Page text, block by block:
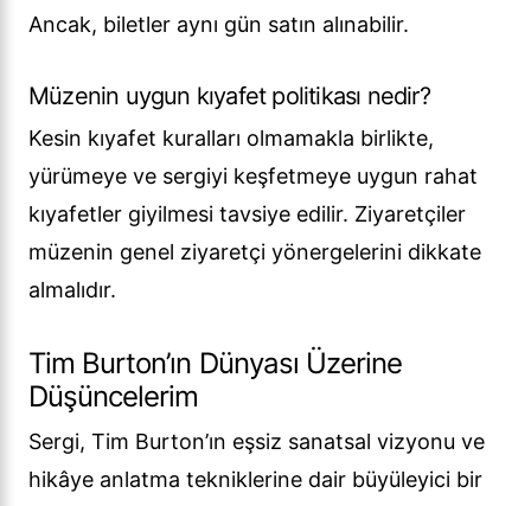
Ancak, biletler aynı gün satın alınabilir.
Müzenin uygun kıyafet politikası nedir?
Kesin kıyafet kuralları olmamakla birlikte,
yürümeye ve sergiyi keşfetmeye uygun rahat
kıyafetler giyilmesi tavsiye edilir. Ziyaretçiler
müzenin genel ziyaretçi yönergelerini dikkate
almalıdır.
Tim Burton’ın Dünyası Üzerine
Düşüncelerim
Sergi, Tim Burton’ın eşsiz sanatsal vizyonu ve
hikâye anlatma tekniklerine dair büyüleyici bir